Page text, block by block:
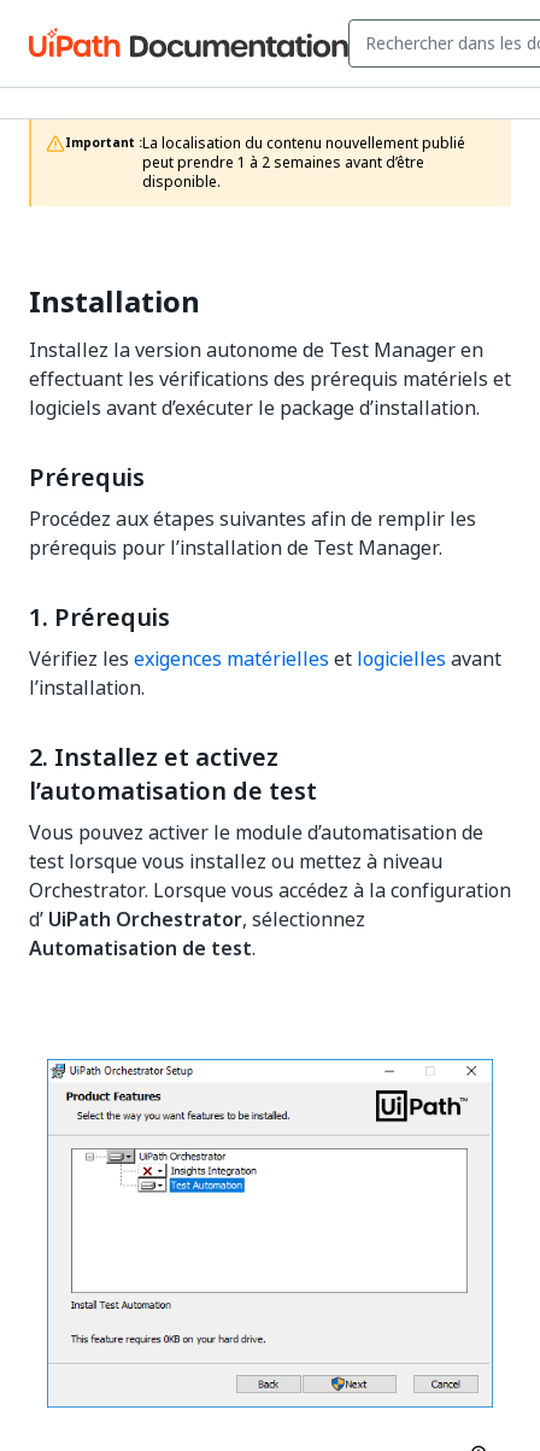
Important :La localisation du contenu nouvellement publié
peut prendre 1 à 2 semaines avant d’être
disponible.
Installation
Installez la version autonome de Test Manager en
effectuant les vérifications des prérequis matériels et
logiciels avant d’exécuter le package d’installation.
Prérequis
Procédez aux étapes suivantes afin de remplir les
prérequis pour l’installation de Test Manager.
1. Prérequis
Vérifiez les exigences matérielles et logicielles avant
l’installation.
2. Installez et activez
l’automatisation de test
Vous pouvez activer le module d’automatisation de
test lorsque vous installez ou mettez à niveau
Orchestrator. Lorsque vous accédez à la configuration
d’ UiPath Orchestrator, sélectionnez
Automatisation de test.